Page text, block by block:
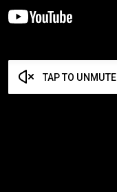
TAP TO UNMUTE